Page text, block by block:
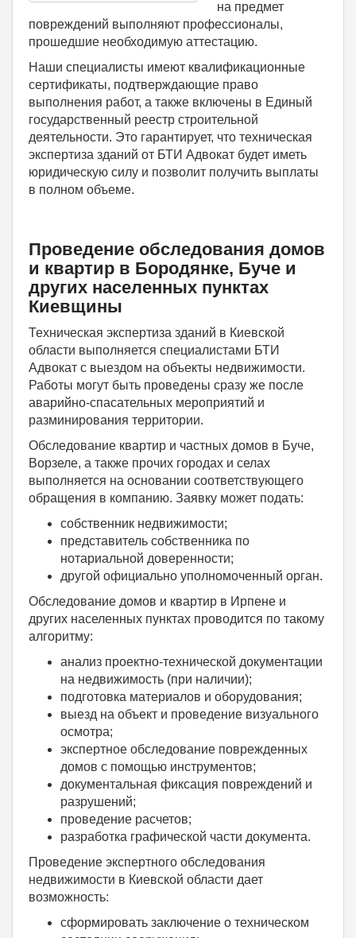
на предмет
повреждений выполняют профессионалы,
прошедшие необходимую аттестацию.
Наши специалисты имеют квалификационные
сертификаты, подтверждающие право
выполнения работ, а также включены в Единый
государственный реестр строительной
деятельности. Это гарантирует, что техническая
экспертиза зданий от БТИ Адвокат будет иметь
юридическую силу и позволит получить выплаты
в полном объеме.
Проведение обследования домов
и квартир в Бородянке, Буче и
других населенных пунктах
Киевщины
Техническая экспертиза зданий в Киевской
области выполняется специалистами БТИ
Адвокат с выездом на объекты недвижимости.
Работы могут быть проведены сразу же после
аварийно-спасательных мероприятий и
разминирования территории.
Обследование квартир и частных домов в Буче,
Ворзеле, а также прочих городах и селах
выполняется на основании соответствующего
обращения в компанию. Заявку может подать:
собственник недвижимости;
представитель собственника по
нотариальной доверенности;
другой официально уполномоченный орган.
Обследование домов и квартир в Ирпене и
других населенных пунктах проводится по такому
алгоритму:
анализ проектно-технической документации
на недвижимость (при наличии);
подготовка материалов и оборудования;
выезд на объект и проведение визуального
осмотра;
экспертное обследование поврежденных
домов с помощью инструментов;
документальная фиксация повреждений и
разрушений;
проведение расчетов;
разработка графической части документа.
Проведение экспертного обследования
недвижимости в Киевской области дает
возможность:
сформировать заключение о техническом